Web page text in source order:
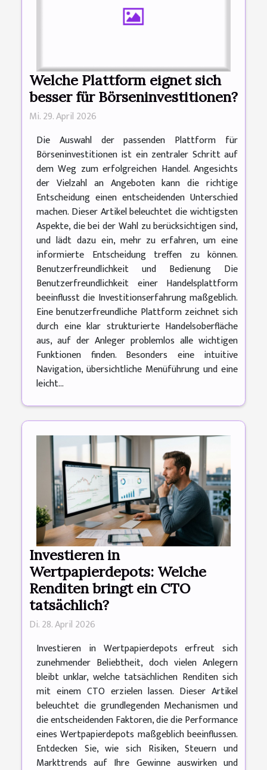
Welche Plattform eignet sich
besser für Börseninvestitionen?
Mi. 29. April 2026
Die Auswahl der passenden Plattform für
Börseninvestitionen ist ein zentraler Schritt auf
dem Weg zum erfolgreichen Handel. Angesichts
der Vielzahl an Angeboten kann die richtige
Entscheidung einen entscheidenden Unterschied
machen. Dieser Artikel beleuchtet die wichtigsten
Aspekte, die bei der Wahl zu berücksichtigen sind,
und lädt dazu ein, mehr zu erfahren, um eine
informierte Entscheidung treffen zu können.
Benutzerfreundlichkeit und Bedienung Die
Benutzerfreundlichkeit einer Handelsplattform
beeinflusst die Investitionserfahrung maßgeblich.
Eine benutzerfreundliche Plattform zeichnet sich
durch eine klar strukturierte Handelsoberfläche
aus, auf der Anleger problemlos alle wichtigen
Funktionen finden. Besonders eine intuitive
Navigation, übersichtliche Menüführung und eine
leicht...
Investieren in
Wertpapierdepots: Welche
Renditen bringt ein CTO
tatsächlich?
Di. 28. April 2026
Investieren in Wertpapierdepots erfreut sich
zunehmender Beliebtheit, doch vielen Anlegern
bleibt unklar, welche tatsächlichen Renditen sich
mit einem CTO erzielen lassen. Dieser Artikel
beleuchtet die grundlegenden Mechanismen und
die entscheidenden Faktoren, die die Performance
eines Wertpapierdepots maßgeblich beeinflussen.
Entdecken Sie, wie sich Risiken, Steuern und
Markttrends auf Ihre Gewinne auswirken und